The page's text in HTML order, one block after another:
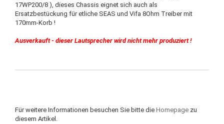
17WP200/8 ), dieses Chassis eignet sich auch als
Ersatzbestückung für etliche SEAS und Vifa 8Ohm Treiber mit
170mm-Korb !
Ausverkauft - dieser Lautsprecher wird nicht mehr produziert !
Für weitere Informationen besuchen Sie bitte die Homepage zu
diesem Artikel.